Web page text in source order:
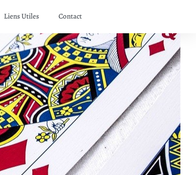
Liens Utiles Contact